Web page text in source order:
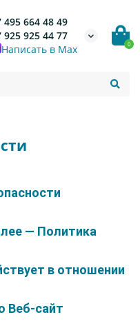
495 664 48 49
925 925 44 77
Написать в Max
0
— Политика
в отношении
Веб-сайт